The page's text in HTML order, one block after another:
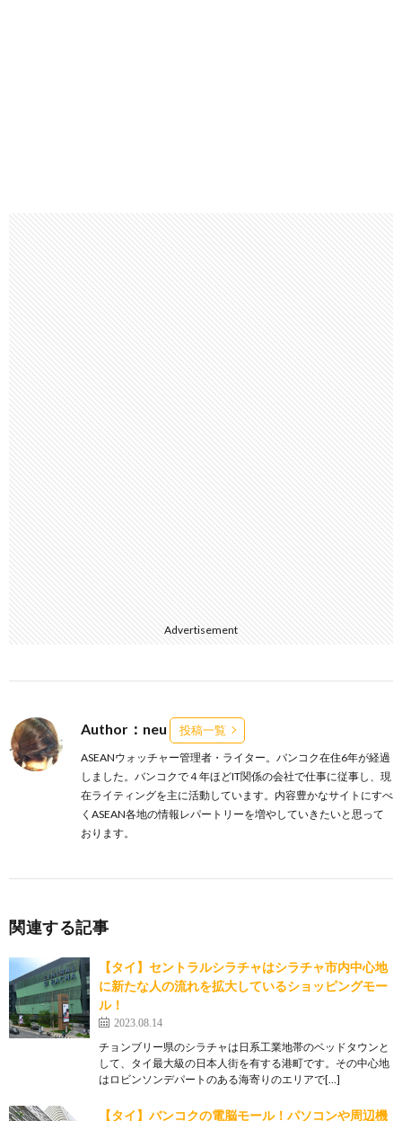
Advertisement
Author：neu 投稿一覧
ASEANウォッチャー管理者・ライター。バンコク在住6年が経過
しました。バンコクで４年ほどIT関係の会社で仕事に従事し、現
在ライティングを主に活動しています。内容豊かなサイトにすべ
くASEAN各地の情報レパートリーを増やしていきたいと思って
おります。
関連する記事
【タイ】セントラルシラチャはシラチャ市内中心地
に新たな人の流れを拡大しているショッピングモー
ル！
2023.08.14
チョンブリー県のシラチャは日系工業地帯のベッドタウンと
して、タイ最大級の日本人街を有する港町です。その中心地
はロビンソンデパートのある海寄りのエリアで[…]
【タイ】バンコクの電脳モール！パソコンや周辺機